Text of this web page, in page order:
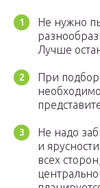
Не нужно
Лучше
При
Не надо
и
всех